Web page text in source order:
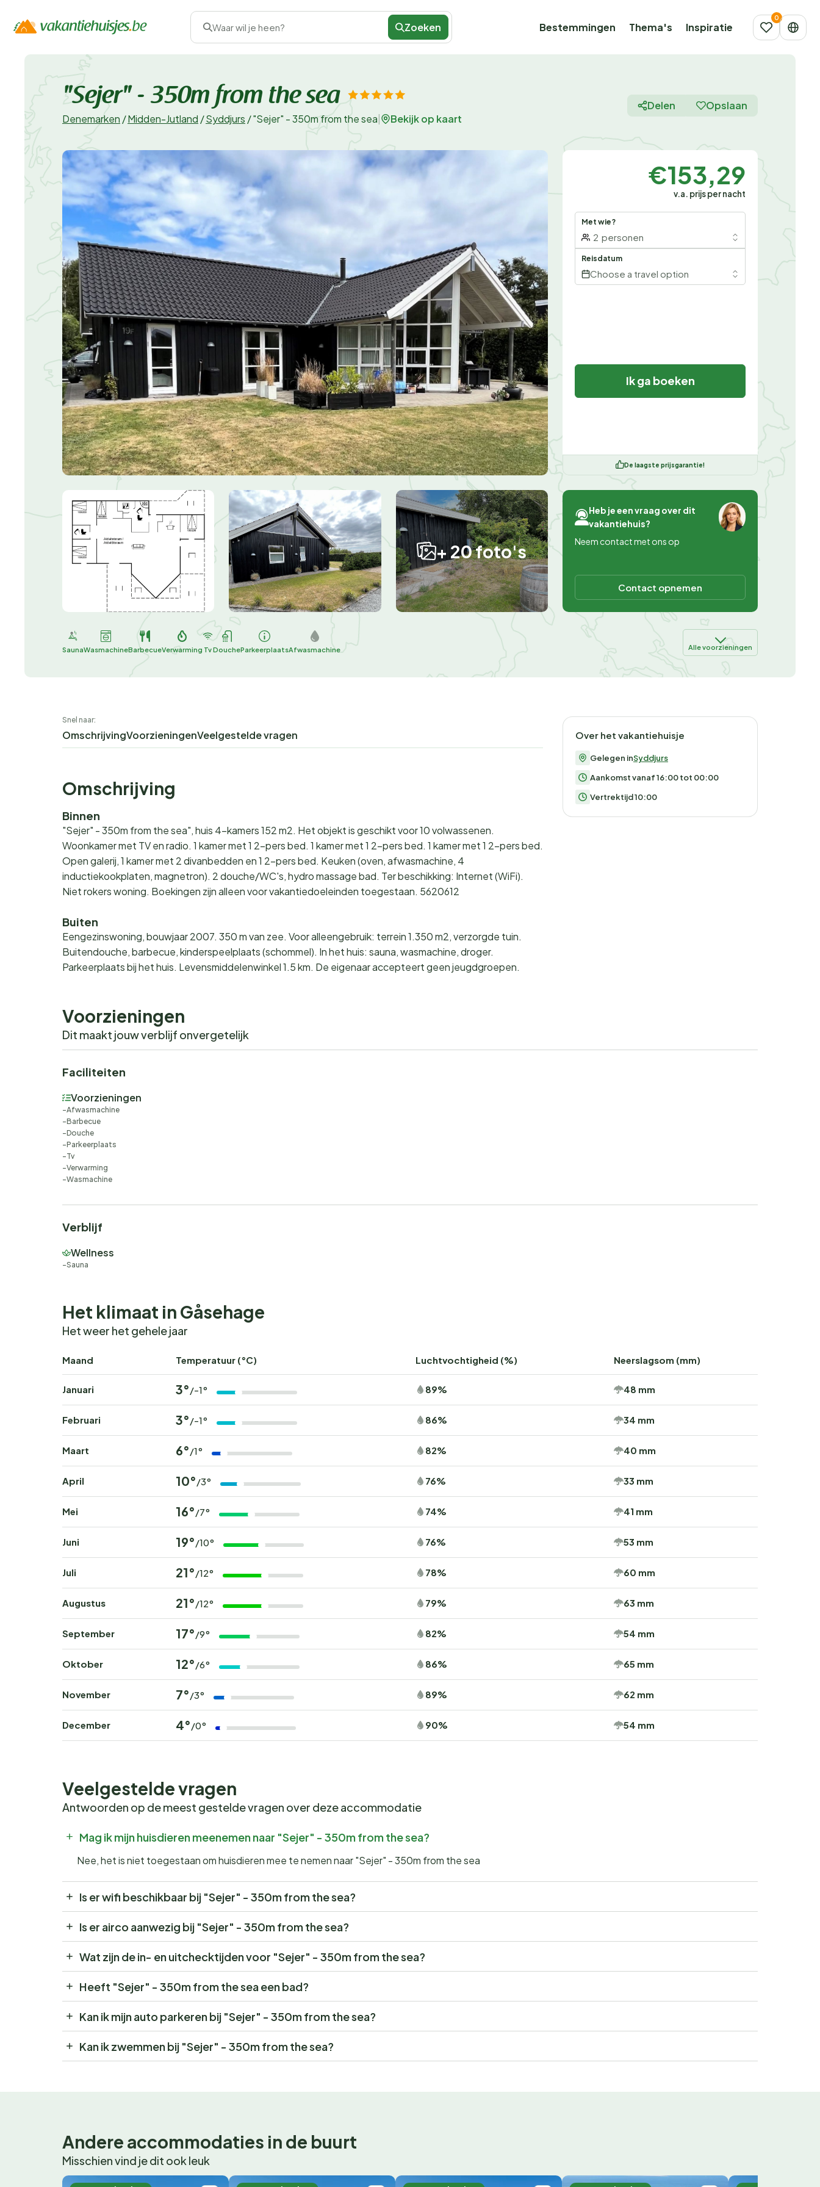
Waar wil je heen? Zoeken Bestemmingen Thema's Inspiratie
"Sejer" - 350m from the sea
Denemarken /Midden-Jutland /Syddjurs /"Sejer" - 350m from the sea Bekijk op kaart
Delen Opslaan
+ 20 foto's
€153,29
v.a. prijs per nacht
Met wie?
2 personen
Reisdatum
Choose a travel option
Ik ga boeken
De laagste prijsgarantie!
Heb je een vraag over dit
vakantiehuis?
Neem contact met ons op
Contact opnemen
SaunaWasmachineBarbecueVerwarming TvDoucheParkeerplaatsAfwasmachine Alle voorzieningen
Snel naar:
OmschrijvingVoorzieningenVeelgestelde vragen
Omschrijving
Binnen
"Sejer" - 350m from the sea", huis 4-kamers 152 m2. Het objekt is geschikt voor 10 volwassenen.
Woonkamer met TV en radio. 1 kamer met 1 2-pers bed. 1 kamer met 1 2-pers bed. 1 kamer met 1 2-pers bed.
Open galerij, 1 kamer met 2 divanbedden en 1 2-pers bed. Keuken (oven, afwasmachine, 4
inductiekookplaten, magnetron). 2 douche/WC's, hydro massage bad. Ter beschikking: Internet (WiFi).
Niet rokers woning. Boekingen zijn alleen voor vakantiedoeleinden toegestaan. 5620612
Buiten
Eengezinswoning, bouwjaar 2007. 350 m van zee. Voor alleengebruik: terrein 1.350 m2, verzorgde tuin.
Buitendouche, barbecue, kinderspeelplaats (schommel). In het huis: sauna, wasmachine, droger.
Parkeerplaats bij het huis. Levensmiddelenwinkel 1.5 km. De eigenaar accepteert geen jeugdgroepen.
Over het vakantiehuisje
Gelegen inSyddjurs
Aankomst vanaf 16:00 tot 00:00
Vertrektijd 10:00
Voorzieningen
Dit maakt jouw verblijf onvergetelijk
Faciliteiten
Voorzieningen
Afwasmachine
Barbecue
Douche
Parkeerplaats
Tv
Verwarming
Wasmachine
Verblijf
Wellness
Sauna
Het klimaat in Gåsehage
Het weer het gehele jaar
Maand Temperatuur (°C) Luchtvochtigheid (%) Neerslagsom (mm)
Januari 3° /-1° 89% 48 mm
Februari 3° /-1° 86% 34 mm
Maart 6° /1° 82% 40 mm
April 10° /3° 76% 33 mm
Mei 16° /7° 74% 41 mm
Juni 19° /10° 76% 53 mm
Juli 21° /12° 78% 60 mm
Augustus 21° /12° 79% 63 mm
September 17° /9° 82% 54 mm
Oktober 12° /6° 86% 65 mm
November 7° /3° 89% 62 mm
December 4° /0° 90% 54 mm
Veelgestelde vragen
Antwoorden op de meest gestelde vragen over deze accommodatie
Mag ik mijn huisdieren meenemen naar "Sejer" - 350m from the sea?
Nee, het is niet toegestaan om huisdieren mee te nemen naar "Sejer" - 350m from the sea
Is er wifi beschikbaar bij "Sejer" - 350m from the sea?
Is er airco aanwezig bij "Sejer" - 350m from the sea?
Wat zijn de in- en uitchecktijden voor "Sejer" - 350m from the sea?
Heeft "Sejer" - 350m from the sea een bad?
Kan ik mijn auto parkeren bij "Sejer" - 350m from the sea?
Kan ik zwemmen bij "Sejer" - 350m from the sea?
Andere accommodaties in de buurt
Misschien vind je dit ook leuk